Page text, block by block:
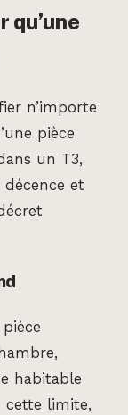
qu’une
n’importe
pièce
un T3,
et
habitable
cette limite,